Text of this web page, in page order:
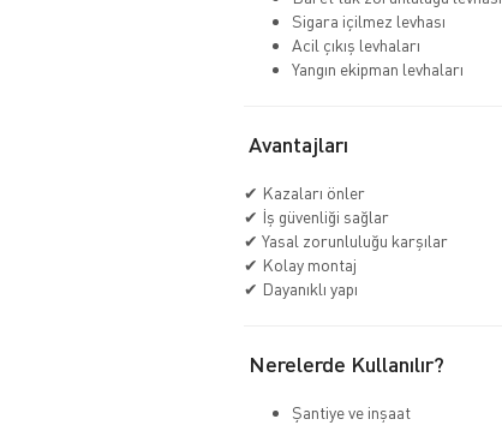
Sigara içilmez levhası
Acil çıkış levhaları
Yangın ekipman levhaları
Avantajları
✔ Kazaları önler
✔ İş güvenliği sağlar
✔ Yasal zorunluluğu karşılar
✔ Kolay montaj
✔ Dayanıklı yapı
Nerelerde Kullanılır?
Şantiye ve inşaat